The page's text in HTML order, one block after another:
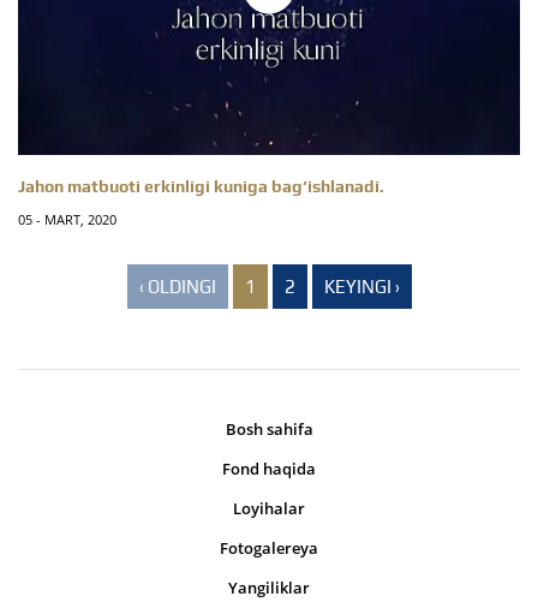
Jahon matbuoti erkinligi kuniga bag‘ishlanadi.
05 - MART, 2020
‹ OLDINGI 1 2 KEYINGI ›
Bosh sahifa
Fond haqida
Loyihalar
Fotogalereya
Yangiliklar